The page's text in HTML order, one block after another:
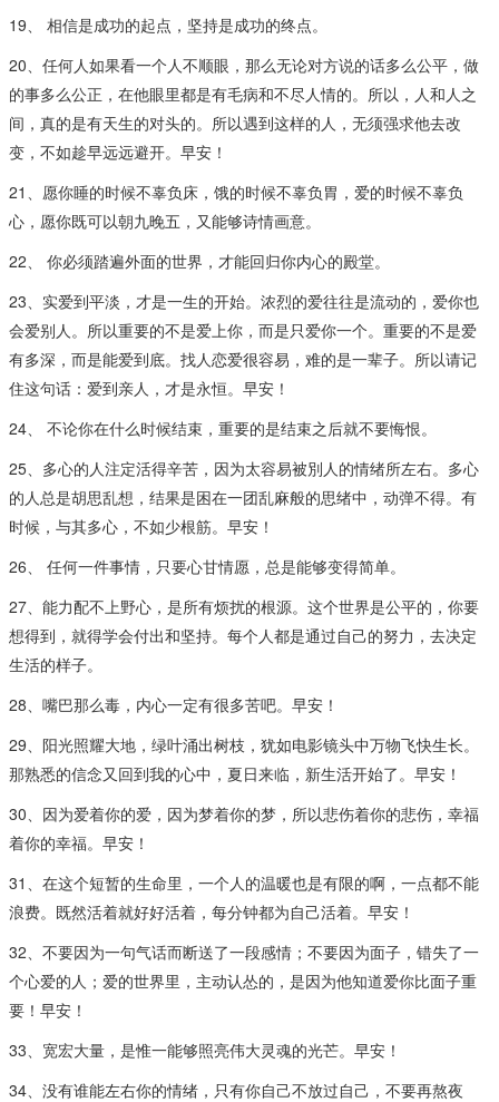
19、 相信是成功的起点，坚持是成功的终点。
20、任何人如果看一个人不顺眼，那么无论对方说的话多么公平，做
的事多么公正，在他眼里都是有毛病和不尽人情的。所以，人和人之
间，真的是有天生的对头的。所以遇到这样的人，无须强求他去改
变，不如趁早远远避开。早安！
21、愿你睡的时候不辜负床，饿的时候不辜负胃，爱的时候不辜负
心，愿你既可以朝九晚五，又能够诗情画意。
22、 你必须踏遍外面的世界，才能回归你内心的殿堂。
23、实爱到平淡，才是一生的开始。浓烈的爱往往是流动的，爱你也
会爱别人。所以重要的不是爱上你，而是只爱你一个。重要的不是爱
有多深，而是能爱到底。找人恋爱很容易，难的是一辈子。所以请记
住这句话：爱到亲人，才是永恒。早安！
24、 不论你在什么时候结束，重要的是结束之后就不要悔恨。
25、多心的人注定活得辛苦，因为太容易被別人的情绪所左右。多心
的人总是胡思乱想，结果是困在一团乱麻般的思绪中，动弹不得。有
时候，与其多心，不如少根筋。早安！
26、 任何一件事情，只要心甘情愿，总是能够变得简单。
27、能力配不上野心，是所有烦扰的根源。这个世界是公平的，你要
想得到，就得学会付出和坚持。每个人都是通过自己的努力，去决定
生活的样子。
28、嘴巴那么毒，内心一定有很多苦吧。早安！
29、阳光照耀大地，绿叶涌出树枝，犹如电影镜头中万物飞快生长。
那熟悉的信念又回到我的心中，夏日来临，新生活开始了。早安！
30、因为爱着你的爱，因为梦着你的梦，所以悲伤着你的悲伤，幸福
着你的幸福。早安！
31、在这个短暂的生命里，一个人的温暖也是有限的啊，一点都不能
浪费。既然活着就好好活着，每分钟都为自己活着。早安！
32、不要因为一句气话而断送了一段感情；不要因为面子，错失了一
个心爱的人；爱的世界里，主动认怂的，是因为他知道爱你比面子重
要！早安！
33、宽宏大量，是惟一能够照亮伟大灵魂的光芒。早安！
34、没有谁能左右你的情绪，只有你自己不放过自己，不要再熬夜